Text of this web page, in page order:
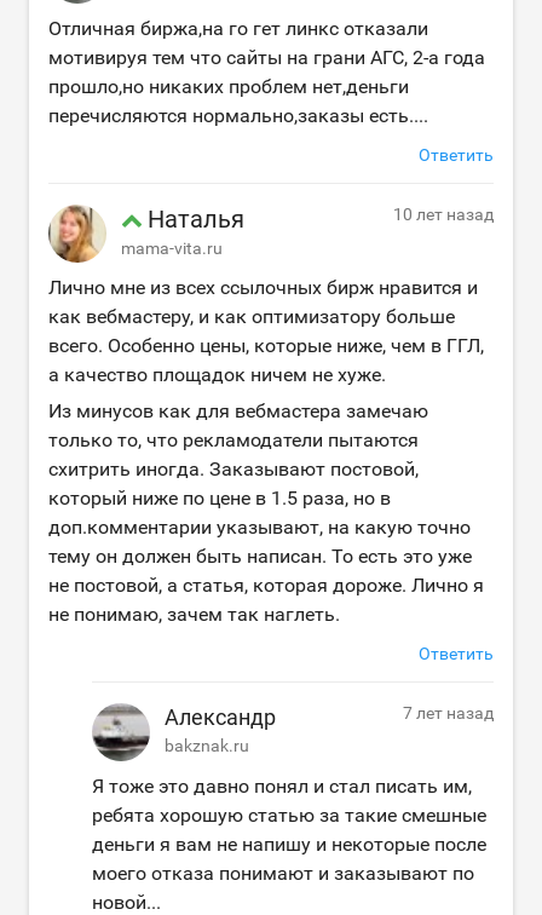
Отличная биржа,на го гет линкс отказали
мотивируя тем что сайты на грани АГС, 2-а года
прошло,но никаких проблем нет,деньги
перечисляются нормально,заказы есть....
Ответить
Наталья
mama-vita.ru
10 лет назад
Лично мне из всех ссылочных бирж нравится и
как вебмастеру, и как оптимизатору больше
всего. Особенно цены, которые ниже, чем в ГГЛ,
а качество площадок ничем не хуже.
Из минусов как для вебмастера замечаю
только то, что рекламодатели пытаются
схитрить иногда. Заказывают постовой,
который ниже по цене в 1.5 раза, но в
доп.комментарии указывают, на какую точно
тему он должен быть написан. То есть это уже
не постовой, а статья, которая дороже. Лично я
не понимаю, зачем так наглеть.
Ответить
Александр
bakznak.ru
7 лет назад
Я тоже это давно понял и стал писать им,
ребята хорошую статью за такие смешные
деньги я вам не напишу и некоторые после
моего отказа понимают и заказывают по
новой...